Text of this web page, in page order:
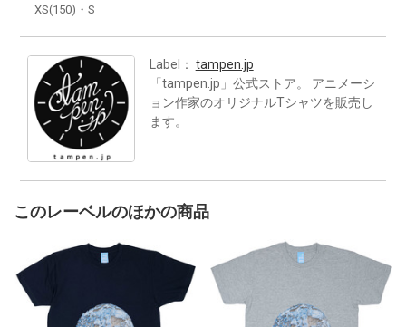
XS(150)・S
Label： tampen.jp
「tampen.jp」公式ストア。 アニメーシ
ョン作家のオリジナルTシャツを販売し
ます。
このレーベルのほかの商品